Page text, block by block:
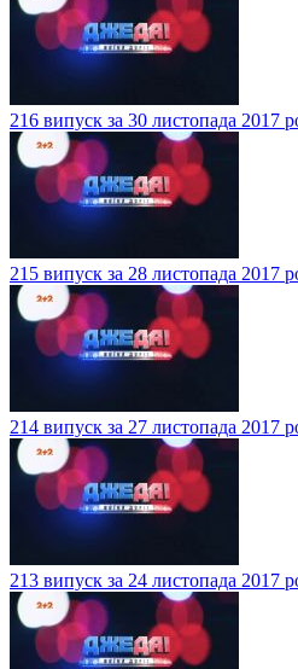
216 випуск за 30 листопада 2017
215 випуск за 28 листопада 2017
214 випуск за 27 листопада 2017
213 випуск за 24 листопада 2017